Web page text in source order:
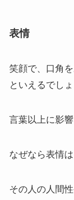
表情
笑顔で、口角
といえるでしょ
言葉以上に影
なぜなら表情
その人の人間